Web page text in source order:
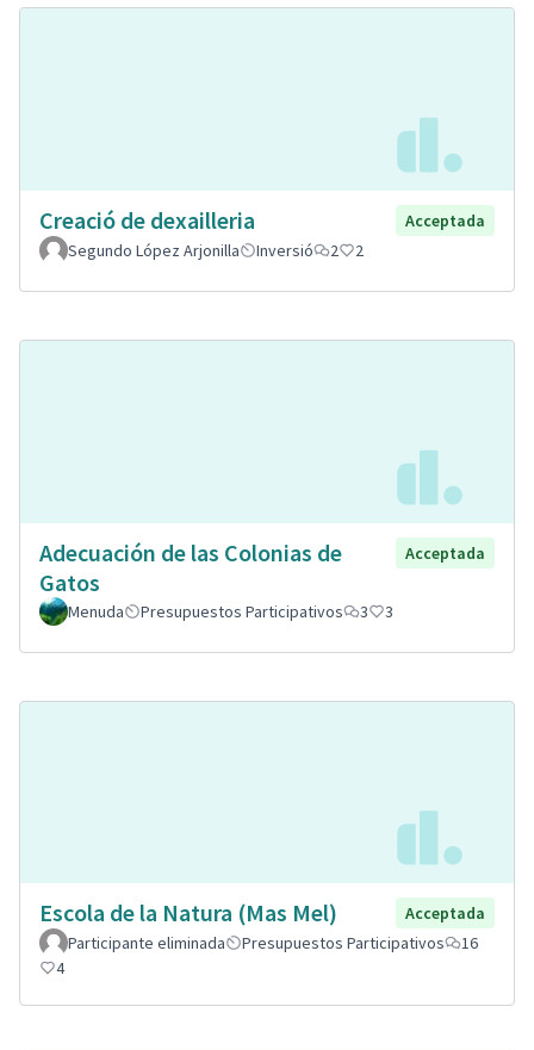
Creació de dexailleria
Acceptada
Segundo López Arjonilla
Inversió 2 2
Adecuación de las Colonias de
Gatos
Acceptada
Menuda Presupuestos Participativos 3 3
Escola de la Natura (Mas Mel)
Acceptada
Participante eliminada
Presupuestos Participativos
16
4